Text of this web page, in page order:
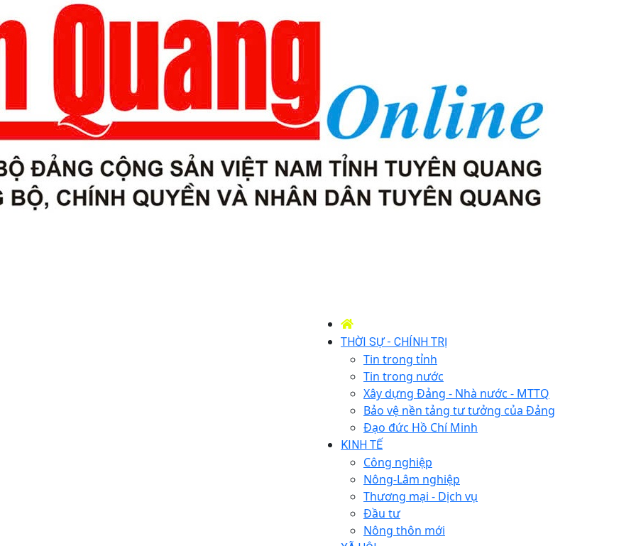
THỜI SỰ - CHÍNH TRỊ
Tin trong tỉnh
Tin trong nước
Xây dựng Đảng - Nhà nước - MTTQ
Bảo vệ nền tảng tư tưởng của Đảng
Đạo đức Hồ Chí Minh
KINH TẾ
Công nghiệp
Nông-Lâm nghiệp
Thương mại - Dịch vụ
Đầu tư
Nông thôn mới